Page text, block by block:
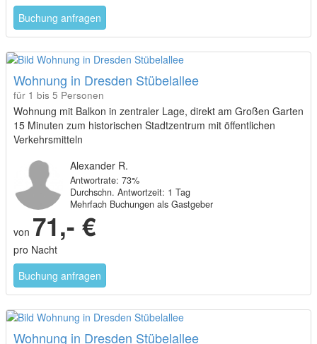
Buchung anfragen
Wohnung in Dresden Stübelallee
für 1 bis 5 Personen
Wohnung mit Balkon in zentraler Lage, direkt am Großen Garten
15 Minuten zum historischen Stadtzentrum mit öffentlichen
Verkehrsmitteln
Alexander R.
Antwortrate: 73%
Durchschn. Antwortzeit: 1 Tag
Mehrfach Buchungen als Gastgeber
von 71,- €
pro Nacht
Buchung anfragen
Wohnung in Dresden Stübelallee